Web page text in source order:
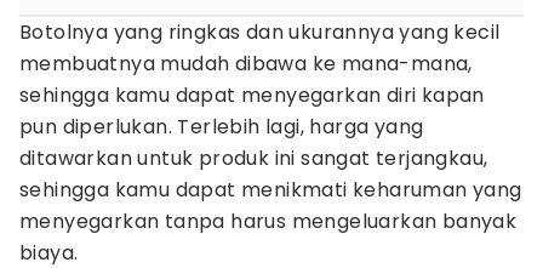
Botolnya yang ringkas dan ukurannya yang kecil
membuatnya mudah dibawa ke mana-mana,
sehingga kamu dapat menyegarkan diri kapan
pun diperlukan. Terlebih lagi, harga yang
ditawarkan untuk produk ini sangat terjangkau,
sehingga kamu dapat menikmati keharuman yang
menyegarkan tanpa harus mengeluarkan banyak
biaya.